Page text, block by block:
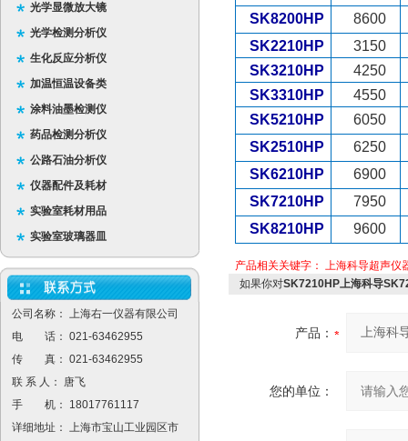
光学显微放大镜
光学检测分析仪
生化反应分析仪
加温恒温设备类
涂料油墨检测仪
药品检测分析仪
公路石油分析仪
仪器配件及耗材
实验室耗材用品
实验室玻璃器皿
公司名称： 上海右一仪器有限公司
电 话： 021-63462955
传 真： 021-63462955
联 系 人： 唐飞
手 机： 18017761117
详细地址： 上海市宝山工业园区市
SK8200HP
8600
SK2210HP
3150
SK3210HP
4250
SK3310HP
4550
SK5210HP
6050
SK2510HP
6250
SK6210HP
6900
SK7210HP
7950
SK8210HP
9600
产品相关关键字： 上海科导超声仪
如果你对SK7210HP上海科导
产品：
您的单位：